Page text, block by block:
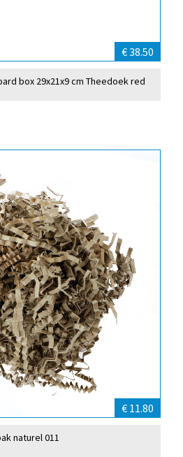
€ 38.50
box 29x21x9 cm Theedoek red
€ 11.80
naturel 011